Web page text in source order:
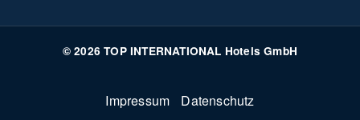
© 2026 TOP INTERNATIONAL Hotels GmbH
FußzeileImpressum Datenschutz